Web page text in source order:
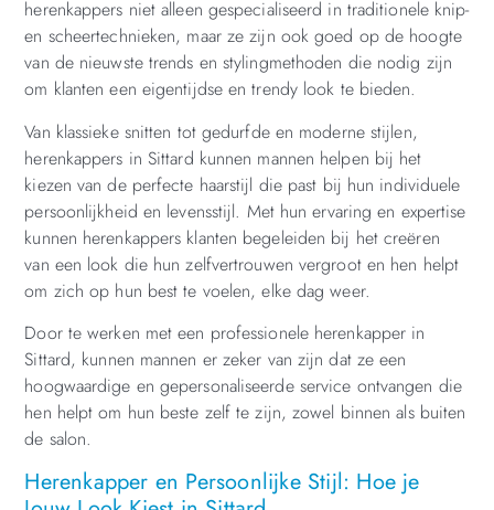
herenkappers niet alleen gespecialiseerd in traditionele knip-
en scheertechnieken, maar ze zijn ook goed op de hoogte
van de nieuwste trends en stylingmethoden die nodig zijn
om klanten een eigentijdse en trendy look te bieden.
Van klassieke snitten tot gedurfde en moderne stijlen,
herenkappers in Sittard kunnen mannen helpen bij het
kiezen van de perfecte haarstijl die past bij hun individuele
persoonlijkheid en levensstijl. Met hun ervaring en expertise
kunnen herenkappers klanten begeleiden bij het creëren
van een look die hun zelfvertrouwen vergroot en hen helpt
om zich op hun best te voelen, elke dag weer.
Door te werken met een professionele herenkapper in
Sittard, kunnen mannen er zeker van zijn dat ze een
hoogwaardige en gepersonaliseerde service ontvangen die
hen helpt om hun beste zelf te zijn, zowel binnen als buiten
de salon.
Herenkapper en Persoonlijke Stijl: Hoe je